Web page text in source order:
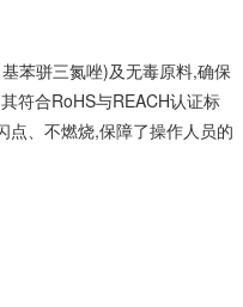
苯骈三氮唑)及无毒原料,确保
符合RoHS与REACH认证标
点、不燃烧,保障了操作人员的